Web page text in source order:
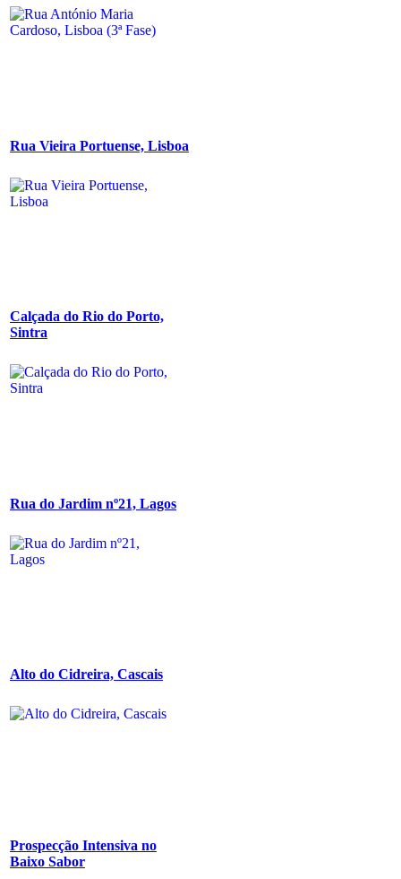
Rua Vieira Portuense, Lisboa
Calçada do Rio do Porto,
Sintra
Rua do Jardim nº21, Lagos
Alto do Cidreira, Cascais
Prospecção Intensiva no
Baixo Sabor